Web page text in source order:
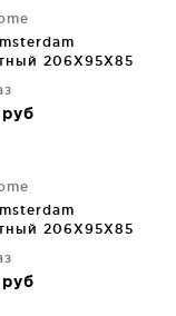
206X95X85
руб
206X95X85
руб